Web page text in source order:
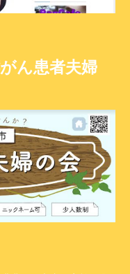
ん患者夫婦